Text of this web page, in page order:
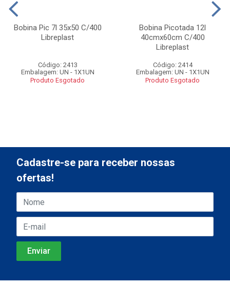
Bobina Pic 7l 35x50 C/400
Libreplast
Código: 2413
Embalagem: UN - 1X1UN
Produto Esgotado
Bobina Picotada 12l
40cmx60cm C/400
Libreplast
Código: 2414
Embalagem: UN - 1X1UN
Produto Esgotado
Cadastre-se para receber nossas
ofertas!